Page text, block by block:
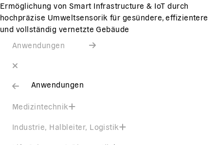
Ermöglichung von Smart Infrastructure & IoT durch
hochpräzise Umweltsensorik für gesündere, effizientere
und vollständig vernetzte Gebäude
Anwendungen
Anwendungen
Medizintechnik
Industrie, Halbleiter, Logistik